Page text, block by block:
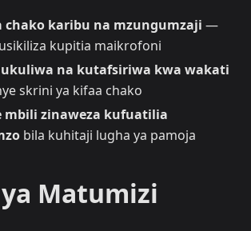
chako karibu na mzungumzaji —
kupitia maikrofoni
na kutafsiriwa kwa wakati
skrini ya kifaa chako
mbili zinaweza kufuatilia
bila kuhitaji lugha ya pamoja
Matumizi